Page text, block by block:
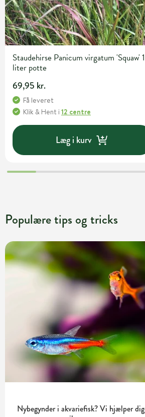
Staudehirse Panicum virgatum 'Squaw' 1
liter potte
69,95 kr.
Få leveret
Klik & Hent i 12 centre
Læg i kurv
Populære tips og tricks
Nybegynder i akvariefisk? Vi hjælper dig